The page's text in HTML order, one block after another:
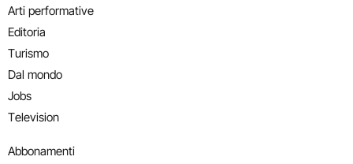
Arti performative
Editoria
Turismo
Dal mondo
Jobs
Television
Abbonamenti